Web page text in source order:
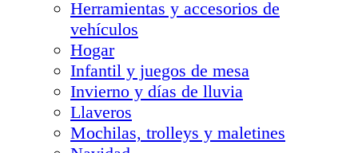
Herramientas y accesorios de
vehículos
Hogar
Infantil y juegos de mesa
Invierno y días de lluvia
Llaveros
Mochilas, trolleys y maletines